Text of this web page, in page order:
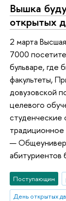
Вышка
открытых
2 марта
7000
бульваре, где
факультеты,
довузовской
целевого
студенческие
—
абитуриентов
Поступающим
День открытых